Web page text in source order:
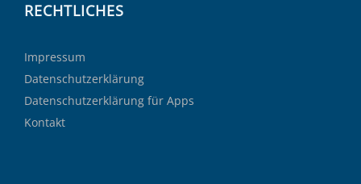
RECHTLICHES
Impressum
Datenschutzerklärung
Datenschutzerklärung für Apps
Kontakt